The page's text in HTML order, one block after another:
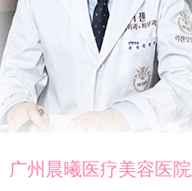
广州晨曦医疗美容医院